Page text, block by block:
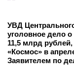
Lifestyle
УВД
уголовное дело
11,5 млрд
«Космос» в
Заявителем по